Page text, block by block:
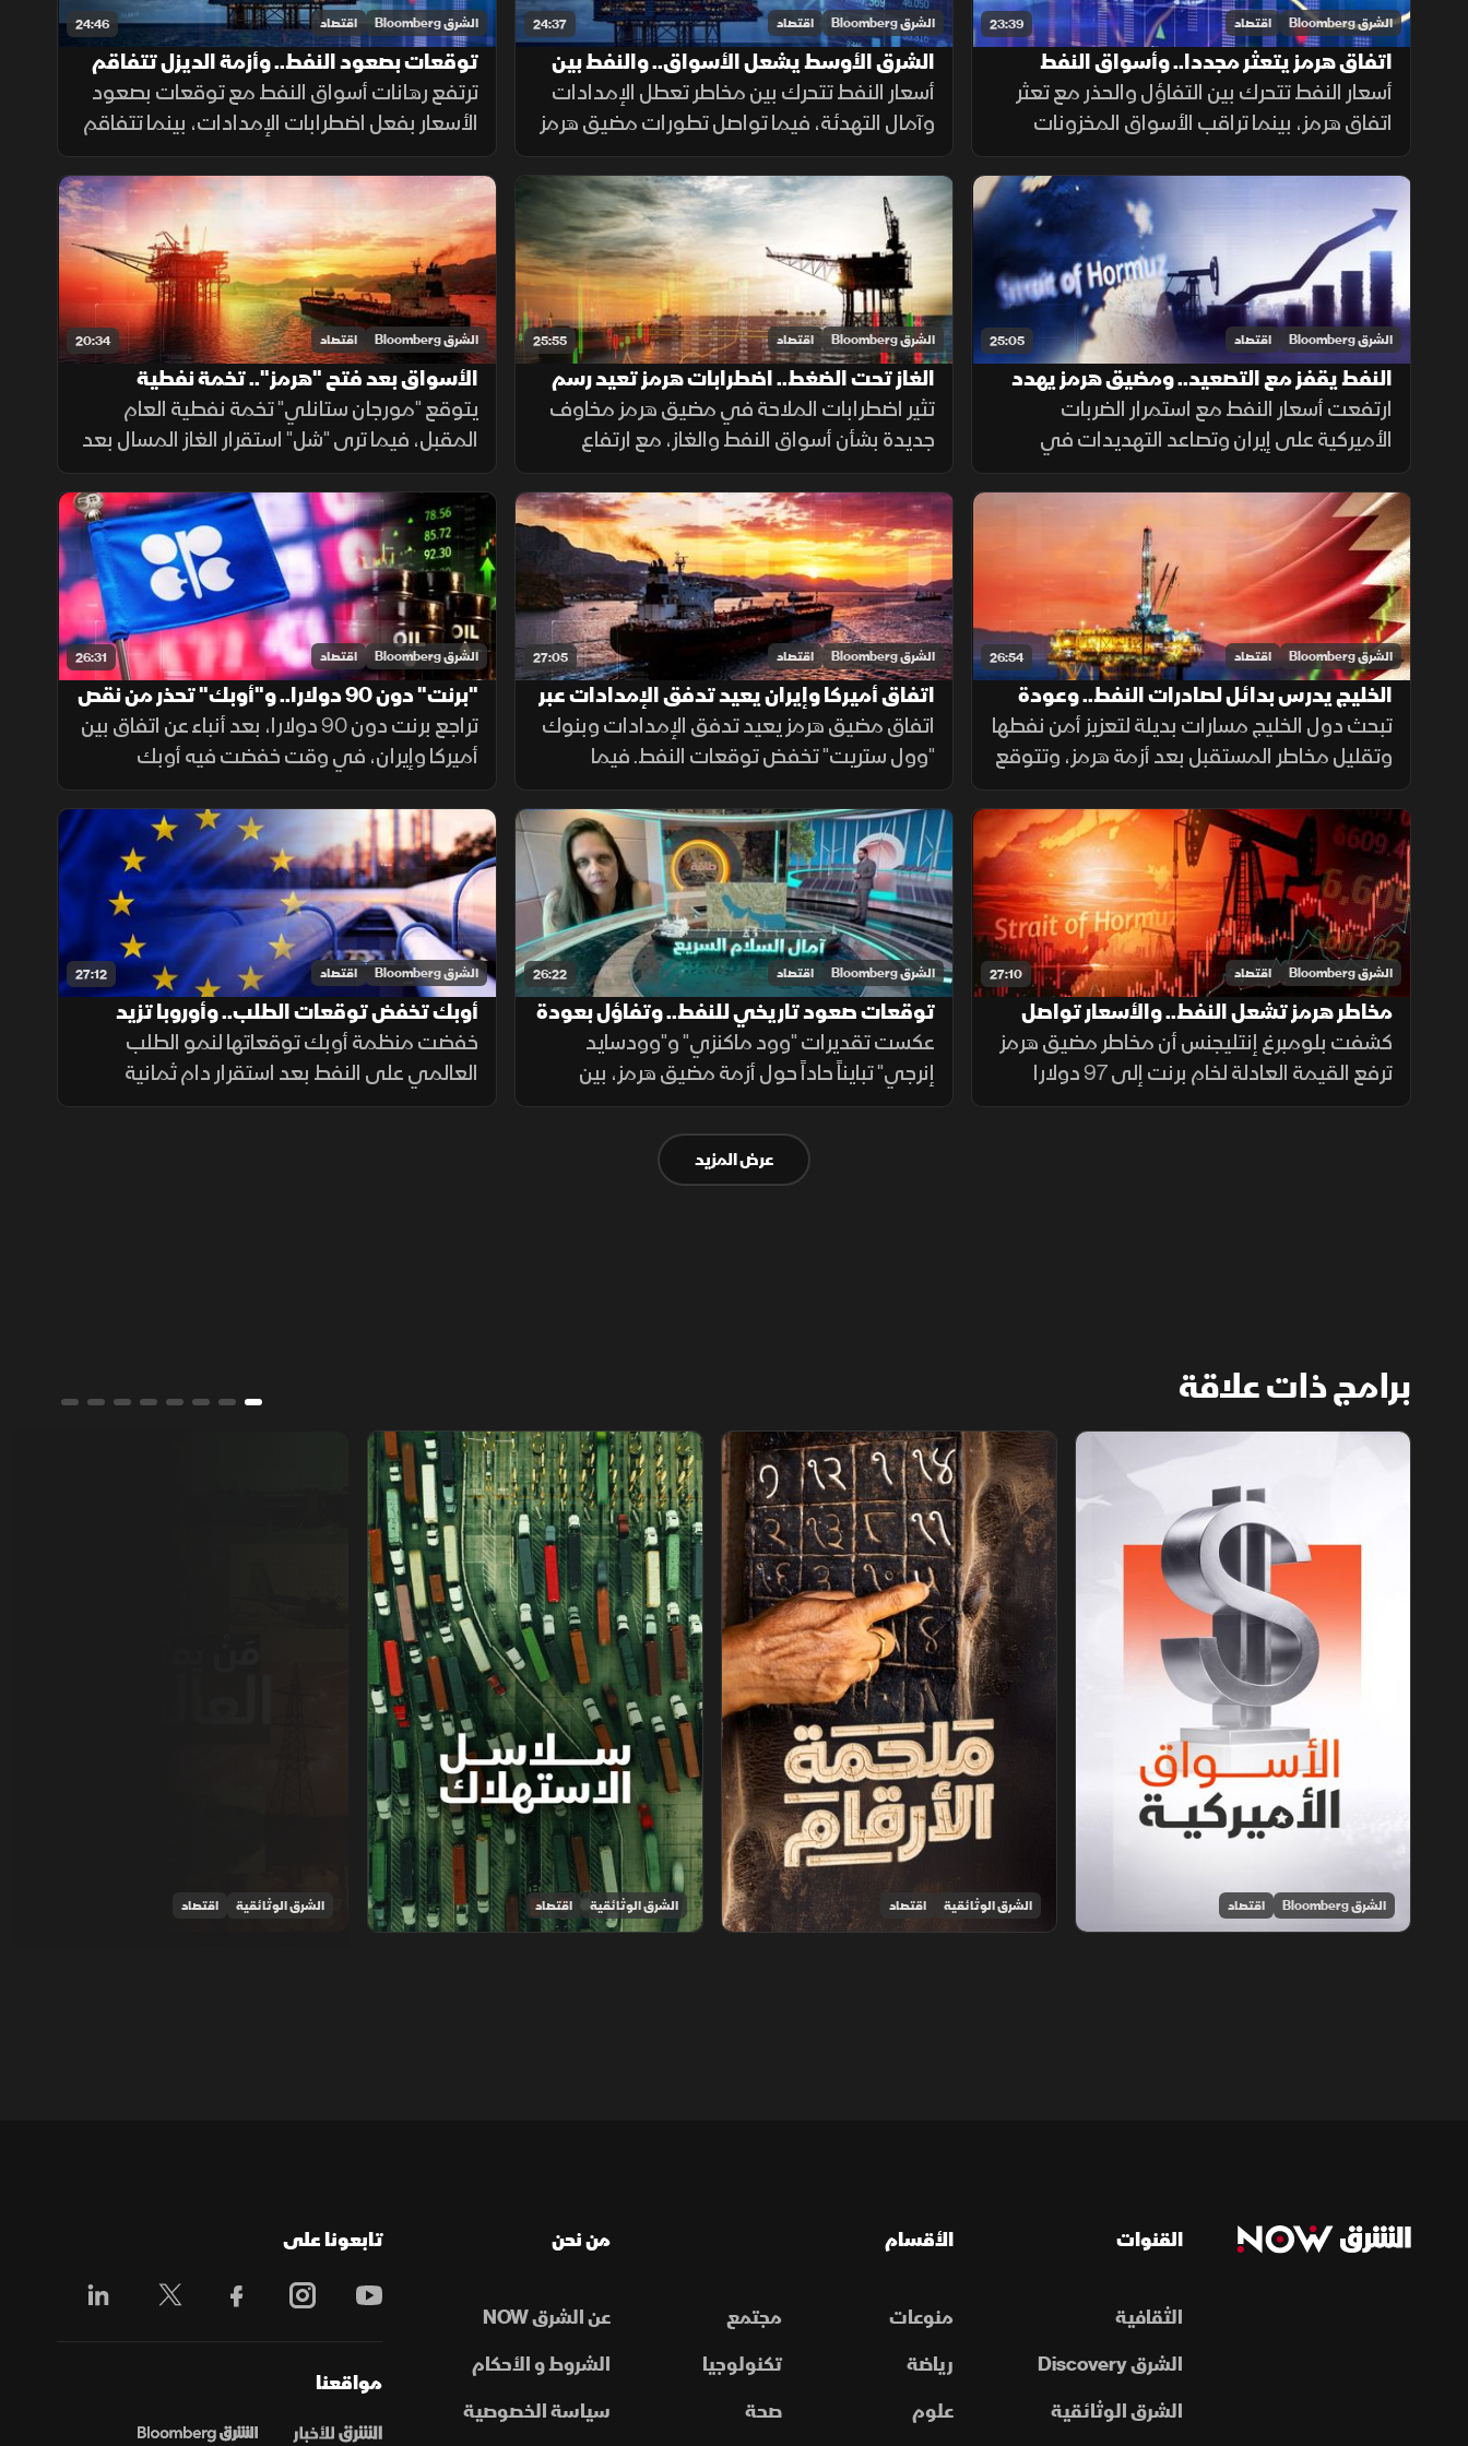
23:39 الشرق Bloomberg اقتصاد
اتفاق هرمز يتعثر مجددا.. وأسواق النفط
تعيش على التقلبات
أسعار النفط تتحرك بين التفاؤل والحذر مع تعثر
اتفاق هرمز، بينما تراقب الأسواق المخزونات
العالمية والطلب الصيني وتأثير التطورات
الجيوسياسية.
24:37 الشرق Bloomberg اقتصاد
الشرق الأوسط يشعل الأسواق.. والنفط بين
الحرب والسلام
أسعار النفط تتحرك بين مخاطر تعطل الإمدادات
وآمال التهدئة، فيما تواصل تطورات مضيق هرمز
والبحر الأحمر التأثير في اتجاهات السوق.
24:46 الشرق Bloomberg اقتصاد
توقعات بصعود النفط.. وأزمة الديزل تتفاقم
في أوروبا
ترتفع رهانات أسواق النفط مع توقعات بصعود
الأسعار بفعل اضطرابات الإمدادات، بينما تتفاقم
أزمة الديزل في أوروبا مع انخفاض المخزونات.
25:05 الشرق Bloomberg اقتصاد
النفط يقفز مع التصعيد.. ومضيق هرمز يهدد
الإمدادات
ارتفعت أسعار النفط مع استمرار الضربات
الأميركية على إيران وتصاعد التهديدات في
مضيقي هرمز وباب المندب. وتزايدت مخاوف
الأسواق من اضطراب الإمدادات وتراجع
المخزونات الاستراتيجية لدى الدول المستهلكة.
25:55 الشرق Bloomberg اقتصاد
الغاز تحت الضغط.. اضطرابات هرمز تعيد رسم
السوق
تثير اضطرابات الملاحة في مضيق هرمز مخاوف
جديدة بشأن أسواق النفط والغاز، مع ارتفاع
تكاليف النقل والتأمين وتراجع الطلب العالمي
على الغاز الطبيعي.
20:34 الشرق Bloomberg اقتصاد
الأسواق بعد فتح "هرمز".. تخمة نفطية
واستقرار الغاز وقيود على طهران
يتوقع "مورجان ستانلي" تخمة نفطية العام
المقبل، فيما ترى "شل" استقرار الغاز المسال بعد
فتح "هرمز". بينما تواجه إيران عقبات معقدة
لاستقطاب مشترين لفك حصار صادراتها، رغم
الاتفاق مع أميركا لوقف الهجمات.
26:54 الشرق Bloomberg اقتصاد
الخليج يدرس بدائل لصادرات النفط.. وعودة
الغاز القطري خلال 3 أشهر
تبحث دول الخليج مسارات بديلة لتعزيز أمن نفطها
وتقليل مخاطر المستقبل بعد أزمة هرمز، وتتوقع
وود ماكنزي عودة صادرات غاز قطر لطاقتها
التشغيلية الكاملة بـ3 أشهر مع تحسن الإمدادات
واستقرار المنطقة.
27:05 الشرق Bloomberg اقتصاد
اتفاق أميركا وإيران يعيد تدفق الإمدادات عبر
"هرمز" ويهدئ أسواق الخام
اتفاق مضيق هرمز يعيد تدفق الإمدادات وبنوك
"وول ستريت" تخفض توقعات النفط. فيما
توقعت وكالة الطاقة الدولية تعمق انكماش
الاستهلاك العالمي بمليون و100 ألف برميل
يوميا جراء تداعيات حرب إيران.
26:31 الشرق Bloomberg اقتصاد
"برنت" دون 90 دولارا.. و"أوبك" تحذر من نقص
الاستثمارات في الطاقةتراجع برنت دون 90 دولارا، بعد أنباء عن اتفاق بين
أميركا وإيران، في وقت خفضت فيه أوبك
توقعات طلب هذا العام بـ100 ألف برميل يوميا
فقط. وحذرت من هبوط الإنفاق العالمي على
النفط دون 500 مليار دولار.
27:10 الشرق Bloomberg اقتصاد
مخاطر هرمز تشعل النفط.. والأسعار تواصل
الصعود
كشفت بلومبرغ إنتليجنس أن مخاطر مضيق هرمز
ترفع القيمة العادلة لخام برنت إلى 97 دولارا
للبرميل، بينما تحذر فيتول من تأثيرات صراع الشرق
26:22 الشرق Bloomberg اقتصاد
توقعات صعود تاريخي للنفط.. وتفاؤل بعودة
الإمدادات
عكست تقديرات "وود ماكنزي" و"وودسايد
إنرجي" تبايناً حاداً حول أزمة مضيق هرمز، بين
توقعات بقفزة للنفط لـ 200 دولار حال استمرار
غياب السلام، وترجيحات بقدرة الأسواق على
التعافي السريع للإمدادات.
27:12 الشرق Bloomberg اقتصاد
أوبك تخفض توقعات الطلب.. وأوروبا تزيد
اعتمادها على الغاز الأميركي
خفضت منظمة أوبك توقعاتها لنمو الطلب
العالمي على النفط بعد استقرار دام ثمانية
أشهر، فيما رفعت حرب إيران اعتماد أوروبا على
عرض المزيد
برامج ذات علاقة
الأسواق الأميركية
الشرق Bloomberg اقتصاد
ملحمة الأرقام
الشرق الوثائقية اقتصاد
سلاسل الاستهلاك
الشرق الوثائقية اقتصاد الشرق الوثائقية اقتصاد
القنوات
الثقافية
الشرق Discovery
الشرق الوثائقية
الأقسام
منوعات
مجتمع
رياضة
تكنولوجيا
علوم
صحة
من نحن
عن الشرق NOW
الشروط و الأحكام
سياسة الخصوصية
تابعونا على
مواقعنا